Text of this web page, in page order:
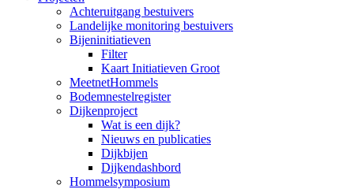
Achteruitgang bestuivers
Landelijke monitoring bestuivers
Bijeninitiatieven
Filter
Kaart Initiatieven Groot
MeetnetHommels
Bodemnestelregister
Dijkenproject
Wat is een dijk?
Nieuws en publicaties
Dijkbijen
Dijkendashbord
Hommelsymposium